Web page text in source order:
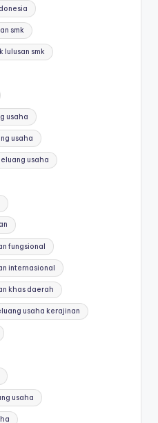
smk
lulusan smk
usaha
usaha
usaha
fungsional
internasional
khas daerah
usaha kerajinan
usaha